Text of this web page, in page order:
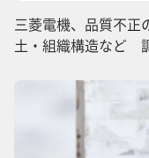
三菱電機、品質不正
土・組織構造など